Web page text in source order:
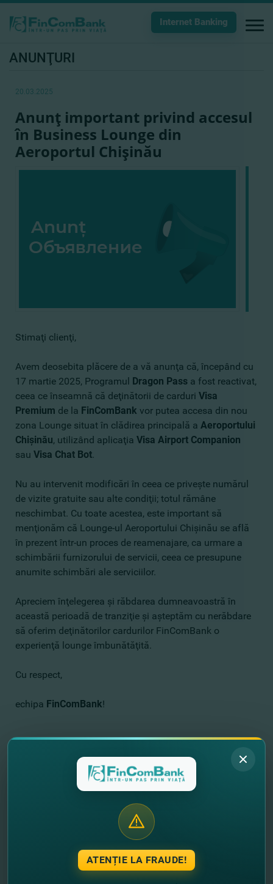
Internet Banking
ANUNŢURI
20.03.2025
Anunţ important privind accesul
în Business Lounge din
Aeroportul Chişinău
Stimaţi clienţi,
Avem deosebita plăcere de a vă anunţa că, începând cu
17 martie 2025, Programul Dragon Pass a fost reactivat,
ceea ce înseamnă că deţinătorii de carduri Visa
Premium de la FinComBank vor putea accesa din nou
zona Lounge situat în clădirea principală a Aeroportului
Chişinău, utilizând aplicaţia Visa Airport Companion
sau Visa Chat Bot.
Nu au intervenit modificări în ceea ce priveşte numărul
de vizite gratuite sau alte condiţii; totul rămâne
neschimbat. Cu toate acestea, este important să
menţionăm că Lounge-ul Aeroportului Chişinău se află
în prezent într-un proces de reamenajare, ca urmare a
schimbării furnizorului de servicii, ceea ce presupune
anumite schimbări ale serviciilor.
Apreciem înţelegerea şi răbdarea dumneavoastră în
această perioadă de tranziţie şi aşteptăm cu nerăbdare
să oferim deţinătorilor cardurilor FinComBank o
experienţă lounge îmbunătăţită.
Cu respect,
echipa FinComBank!
Alte noutăţi
ATENȚIE LA FRAUDE!